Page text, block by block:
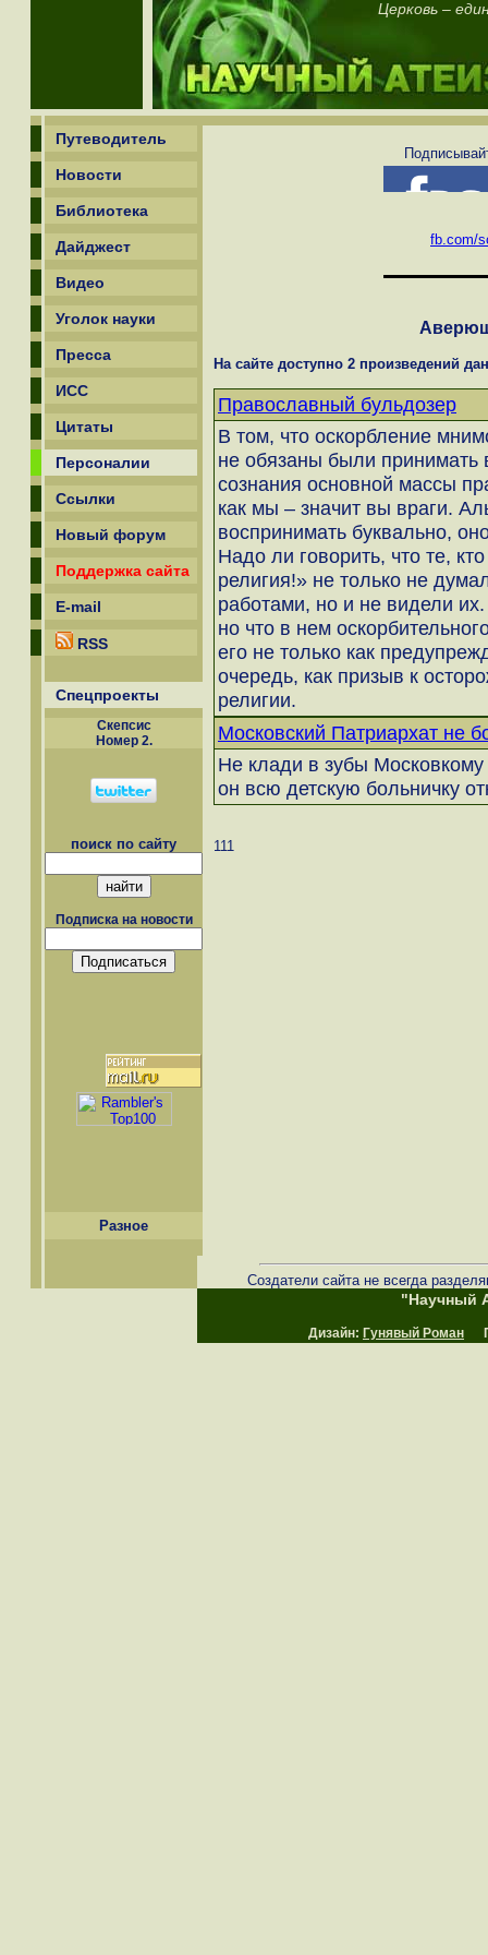
Церковь –
Путеводитель
Новости
Библиотека
Дайджест
Видео
Уголок науки
Пресса
ИСС
Цитаты
Персоналии
Ссылки
Новый форум
Поддержка сайта
E-mail
RSS
Спецпроекты
Скепсиc
Номер 2.
поиск по сайту
Подписка на новости
Разное
fb.com/
На сайте доступно 2 произведений
Православный бульдозер
В том, что оскорбление
не обязаны были принимать
сознания основной массы
как мы – значит вы враги.
воспринимать буквально,
Надо ли говорить, что те,
религия!» не только не
работами, но и не видели
но что в нем
его не только как
очередь, как призыв к
религии.
Московский Патриархат не
Не клади в зубы Московкому
он всю детскую больничку
111
Создатели сайта не всегда
"Научный
Дизайн: Гунявый Роман